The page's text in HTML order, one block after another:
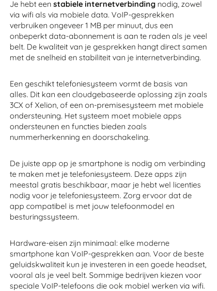
Je hebt een stabiele internetverbinding nodig, zowel
via wifi als via mobiele data. VoIP-gesprekken
verbruiken ongeveer 1 MB per minuut, dus een
onbeperkt data-abonnement is aan te raden als je veel
belt. De kwaliteit van je gesprekken hangt direct samen
met de snelheid en stabiliteit van je internetverbinding.
Een geschikt telefoniesysteem vormt de basis van
alles. Dit kan een cloudgebaseerde oplossing zijn zoals
3CX of Xelion, of een on-premisesysteem met mobiele
ondersteuning. Het systeem moet mobiele apps
ondersteunen en functies bieden zoals
nummerherkenning en doorschakeling.
De juiste app op je smartphone is nodig om verbinding
te maken met je telefoniesysteem. Deze apps zijn
meestal gratis beschikbaar, maar je hebt wel licenties
nodig voor je telefoniesysteem. Zorg ervoor dat de
app compatibel is met jouw telefoonmodel en
besturingssysteem.
Hardware-eisen zijn minimaal: elke moderne
smartphone kan VoIP-gesprekken aan. Voor de beste
geluidskwaliteit kun je investeren in een goede headset,
vooral als je veel belt. Sommige bedrijven kiezen voor
speciale VoIP-telefoons die ook mobiel werken via wifi.